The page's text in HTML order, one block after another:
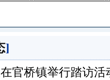
]
官桥镇举行踏访